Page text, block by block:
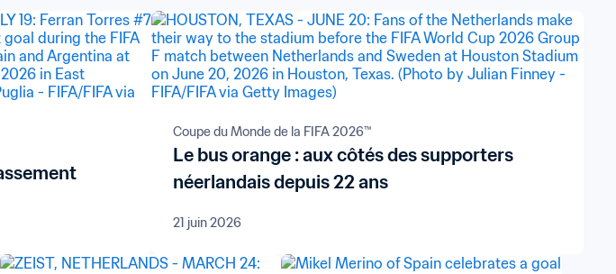
Coupe du Monde de la FIFA 2026™
Le bus orange : aux côtés des supporters
néerlandais depuis 22 ans
21 juin 2026